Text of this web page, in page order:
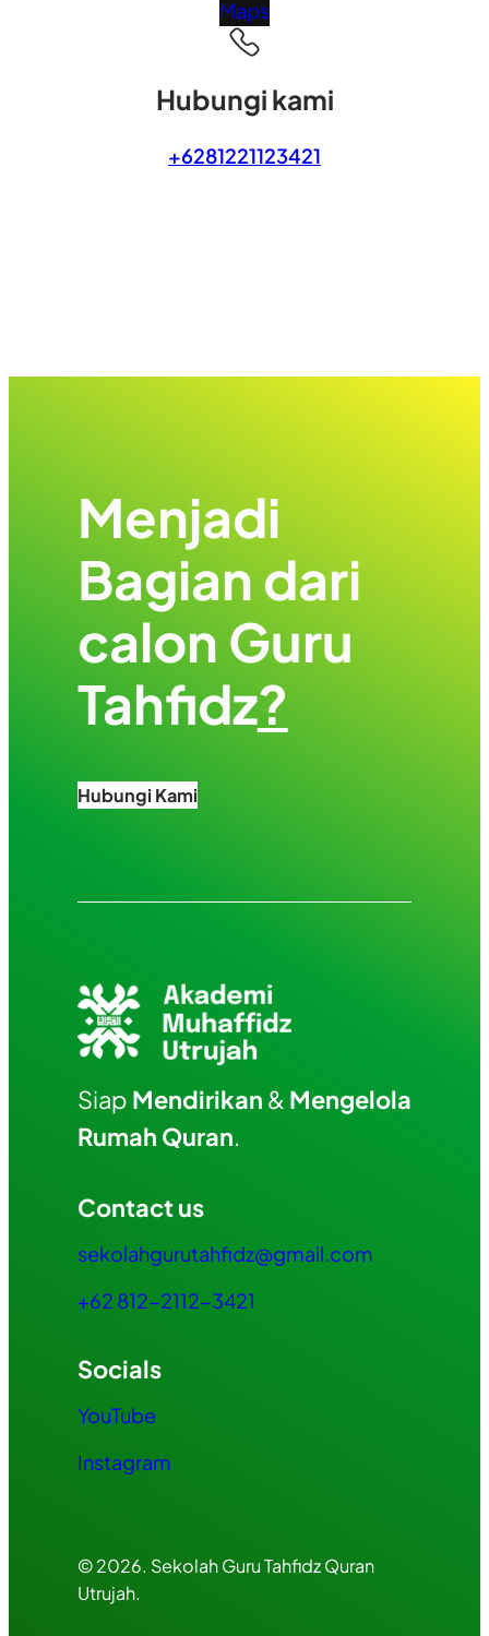
Maps
Hubungi kami
+6281221123421
Menjadi
Bagian dari
calon Guru
Tahfidz?
Hubungi Kami
Siap Mendirikan & Mengelola
Rumah Quran.
Contact us
sekolahgurutahfidz@gmail.com
+62 812-2112-3421
Socials
YouTube
Instagram
© 2026. Sekolah Guru Tahfidz Quran
Utrujah.